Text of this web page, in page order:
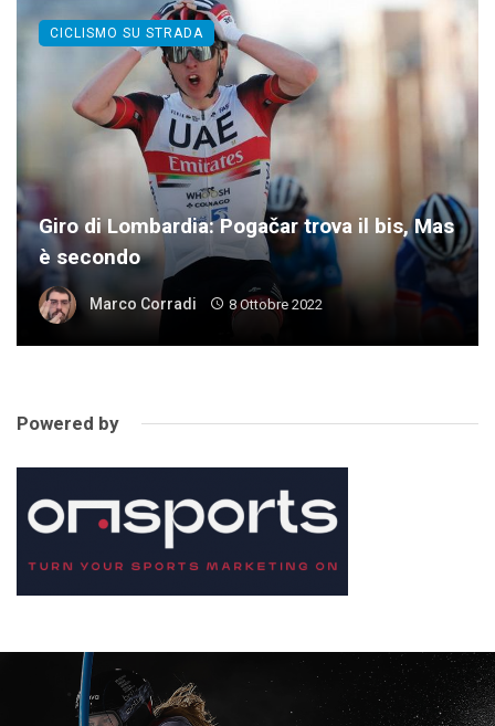
Giro di Lombardia: Pogačar trova il bis, Mas
è secondo
Marco Corradi 8 Ottobre 2022
CICLISMO SU STRADA
Powered by